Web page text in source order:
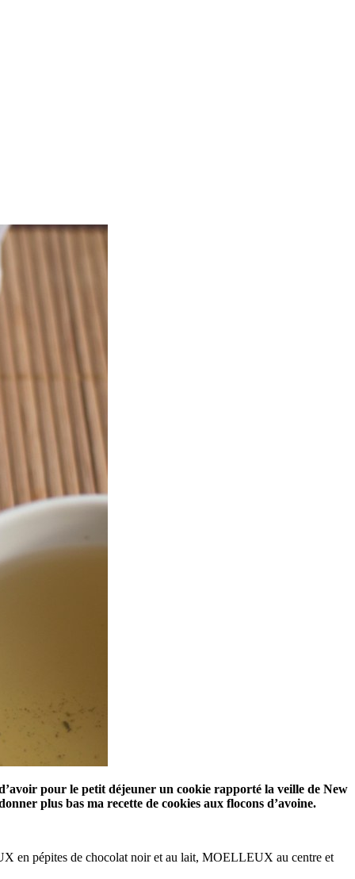
pour le petit déjeuner un cookie rapporté la veille de New
plus bas ma recette de cookies aux flocons d’avoine.
en pépites de chocolat noir et au lait, MOELLEUX au centre et